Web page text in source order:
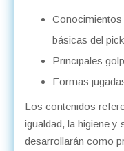
Conocimientos
básicas del
Principales
Formas
Los contenidos
igualdad, la higiene y
desarrollarán como